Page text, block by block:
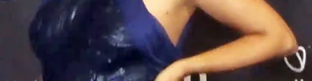
WhatsappFacebook
X